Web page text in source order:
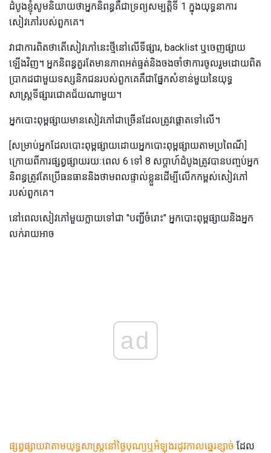
ដំបូងខ្ញុំសូមនិយាយថាអ្នកនិពន្ធគឺជាទ្រព្យសម្បត្តិទី 1 ក្នុងយុទ្ធនាការ
សៀវភៅរបស់ពួកគេ។
វាជាការពិតថាតើសៀវភៅនេះថ្មីនៅលើទីផ្សារ, backlist ឬចេញផ្សាយ
ឡើងវិញ។ អ្នកនិពន្ធគួរតែមានភាពអត់ធ្មត់និងចងចាំថាការចូលរួមដោយពិត
ប្រាកដជាមួយទស្សនិកជនរបស់ពួកគេគឺជាផ្នែកសំខាន់មួយនៃយុទ្ធ
សាស្រ្តទីផ្សារជោគជ័យណាមួយ។
អ្នកបោះពុម្ពផ្សាយមានសៀវភៅជាច្រើនដែលត្រូវផ្តោតទៅលើ។
[សម្រាប់អ្នកដែលបោះពុម្ពផ្សាយដោយអ្នកបោះពុម្ពផ្សាយតាមប្រពៃណី]
ក្រោយពីការផ្សព្វផ្សាយរយៈពេល 6 ទៅ 8 សប្តាហ៍ដំបូងត្រូវបានបញ្ចប់អ្នក
និពន្ធត្រូវតែប្រើធនធាននិងថាមពលផ្ទាល់ខ្លួនដើម្បីលើកកម្ពស់សៀវភៅ
របស់ពួកគេ។
នៅពេលសៀវភៅមួយក្លាយទៅជា "បញ្ជីចំរោះ" អ្នកបោះពុម្ពផ្សាយនិងអ្នក
លក់រាយអាច
ad
ផ្សព្វផ្សាយវាតាមយុទ្ធសាស្ត្រនៅថ្ងៃបុណ្យឬអំឡុងរដូវកាលឆ្នេរខ្សាច់ ដែល